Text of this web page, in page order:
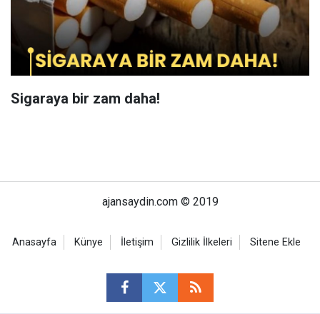
Sigaraya bir zam daha!
ajansaydin.com © 2019
Anasayfa Künye İletişim Gizlilik İlkeleri Sitene Ekle